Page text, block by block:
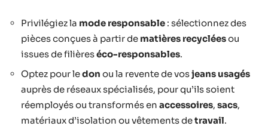
Privilégiez la mode responsable : sélectionnez des
pièces conçues à partir de matières recycléesou
issues de filièreséco-responsables.
Optez pour ledon ou la revente de vosjeans usagés
auprès de réseaux spécialisés, pour qu’ils soient
réemployés ou transformés en accessoires, sacs,
matériaux d’isolation ou vêtements detravail.